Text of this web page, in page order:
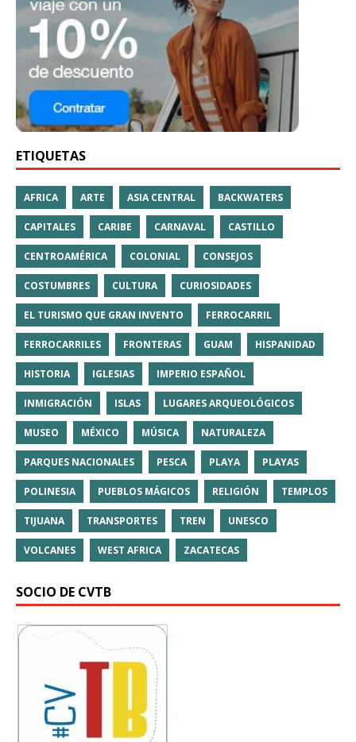
ETIQUETAS
AFRICA ARTE ASIA CENTRAL BACKWATERS
CAPITALES CARIBE CARNAVAL CASTILLO
CENTROAMÉRICA COLONIAL CONSEJOS
COSTUMBRES CULTURA CURIOSIDADES
EL TURISMO QUE GRAN INVENTO FERROCARRIL
FERROCARRILES FRONTERAS GUAM HISPANIDAD
HISTORIA IGLESIAS IMPERIO ESPAÑOL
INMIGRACIÓN ISLAS LUGARES ARQUEOLÓGICOS
MUSEO MÉXICO MÚSICA NATURALEZA
PARQUES NACIONALES PESCA PLAYA PLAYAS
POLINESIA PUEBLOS MÁGICOS RELIGIÓN TEMPLOS
TIJUANA TRANSPORTES TREN UNESCO
VOLCANES WEST AFRICA ZACATECAS
SOCIO DE CVTB